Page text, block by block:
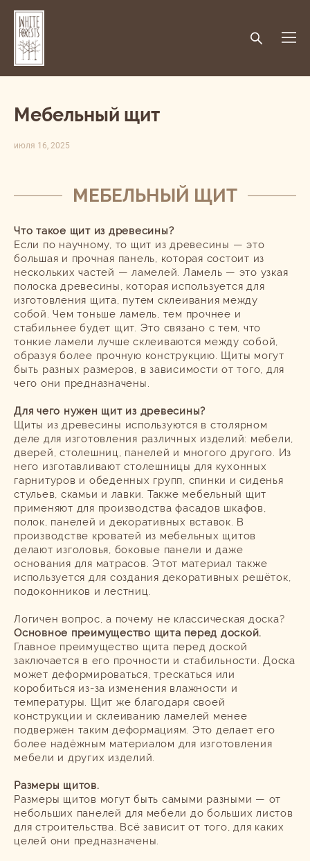
Мебельный щит
июля 16, 2025
МЕБЕЛЬНЫЙ ЩИТ
Что такое щит из древесины?
Если по научному, то щит из древесины — это
большая и прочная панель, которая состоит из
нескольких частей — ламелей. Ламель — это узкая
полоска древесины, которая используется для
изготовления щита, путем склеивания между
собой. Чем тоньше ламель, тем прочнее и
стабильнее будет щит. Это связано с тем, что
тонкие ламели лучше склеиваются между собой,
образуя более прочную конструкцию. Щиты могут
быть разных размеров, в зависимости от того, для
чего они предназначены.
Для чего нужен щит из древесины?
Щиты из древесины используются в столярном
деле для изготовления различных изделий: мебели,
дверей, столешниц, панелей и многого другого. Из
него изготавливают столешницы для кухонных
гарнитуров и обеденных групп, спинки и сиденья
стульев, скамьи и лавки. Также мебельный щит
применяют для производства фасадов шкафов,
полок, панелей и декоративных вставок. В
производстве кроватей из мебельных щитов
делают изголовья, боковые панели и даже
основания для матрасов. Этот материал также
используется для создания декоративных решёток,
подоконников и лестниц.
Логичен вопрос, а почему не классическая доска?
Основное преимущество щита перед доской.
Главное преимущество щита перед доской
заключается в его прочности и стабильности. Доска
может деформироваться, трескаться или
коробиться из-за изменения влажности и
температуры. Щит же благодаря своей
конструкции и склеиванию ламелей менее
подвержен таким деформациям. Это делает его
более надёжным материалом для изготовления
мебели и других изделий.
Размеры щитов.
Размеры щитов могут быть самыми разными — от
небольших панелей для мебели до больших листов
для строительства. Всё зависит от того, для каких
целей они предназначены.